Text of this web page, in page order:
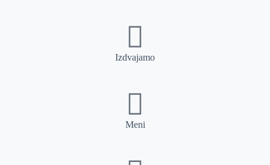
Izdvajamo
Meni